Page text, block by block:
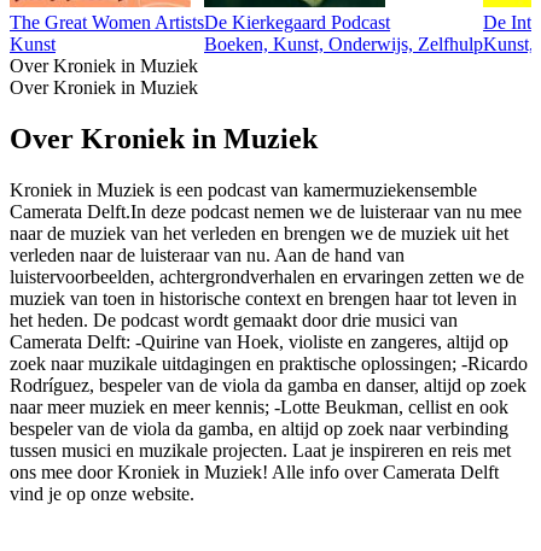
The Great Women Artists
Kunst
De Kierkegaard Podcast
Boeken, Kunst, Onderwijs, Zelfhulp
De
Kunst,
Over Kroniek in Muziek
Over Kroniek in Muziek
Over Kroniek in Muziek
Kroniek in Muziek is een podcast van kamermuziekensemble
Camerata Delft.In deze podcast nemen we de luisteraar van nu mee
naar de muziek van het verleden en brengen we de muziek uit het
verleden naar de luisteraar van nu. Aan de hand van
luistervoorbeelden, achtergrondverhalen en ervaringen zetten we de
muziek van toen in historische context en brengen haar tot leven in
het heden. De podcast wordt gemaakt door drie musici van
Camerata Delft: -Quirine van Hoek, violiste en zangeres, altijd op
zoek naar muzikale uitdagingen en praktische oplossingen; -Ricardo
Rodríguez, bespeler van de viola da gamba en danser, altijd op zoek
naar meer muziek en meer kennis; -Lotte Beukman, cellist en ook
bespeler van de viola da gamba, en altijd op zoek naar verbinding
tussen musici en muzikale projecten. Laat je inspireren en reis met
ons mee door Kroniek in Muziek! Alle info over Camerata Delft
vind je op onze website.